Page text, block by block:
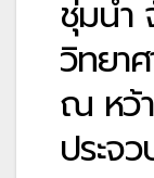
ชุ่มน้ำ
วิทยา
ณ หว้
ประจ